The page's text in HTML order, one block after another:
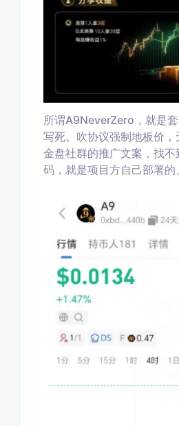
所谓A9NeverZero，就是
写死。吹协议强制地板价
金盘社群的推广文案，找
码，就是项目方自己部署